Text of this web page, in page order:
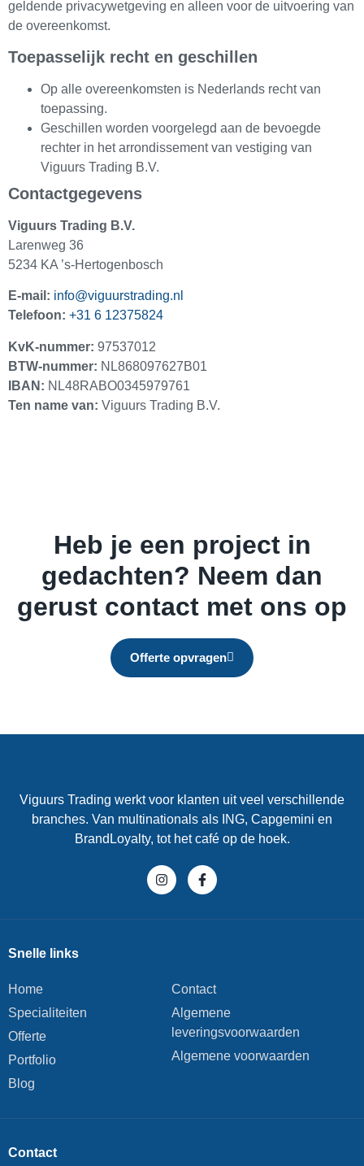
geldende privacywetgeving en alleen voor de uitvoering van
de overeenkomst.
Toepasselijk recht en geschillen
Op alle overeenkomsten is Nederlands recht van
toepassing.
Geschillen worden voorgelegd aan de bevoegde
rechter in het arrondissement van vestiging van
Viguurs Trading B.V.
Contactgegevens
Viguurs Trading B.V.
Larenweg 36
5234 KA ’s-Hertogenbosch
E-mail: info@viguurstrading.nl
Telefoon: +31 6 12375824
KvK-nummer: 97537012
BTW-nummer: NL868097627B01
IBAN: NL48RABO0345979761
Ten name van: Viguurs Trading B.V.
Heb je een project in
gedachten? Neem dan
gerust contact met ons op
Offerte opvragen
Snelle links
Home
Specialiteiten
Offerte
Portfolio
Blog
Contact
Algemene
leveringsvoorwaarden
Algemene voorwaarden
Viguurs Trading werkt voor klanten uit veel verschillende
branches. Van multinationals als ING, Capgemini en
BrandLoyalty, tot het café op de hoek.
Contact